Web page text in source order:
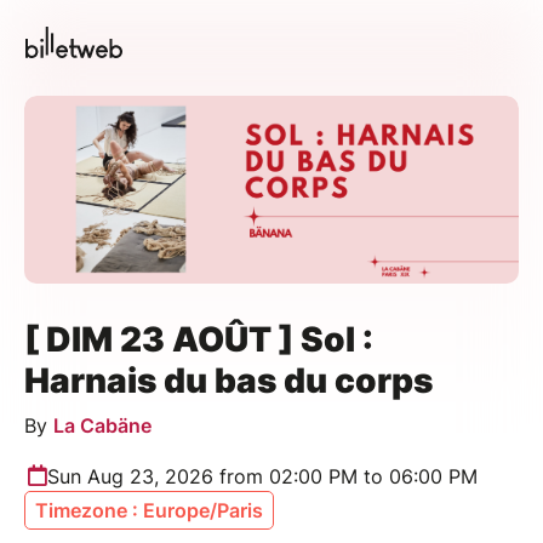
[ DIM 23 AOÛT ] Sol :
Harnais du bas du corps
By La Cabäne
Sun Aug 23, 2026 from 02:00 PM to 06:00 PM
Timezone : Europe/Paris